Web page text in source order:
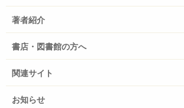
著者紹介
書店・図書館の方へ
関連サイト
お知らせ